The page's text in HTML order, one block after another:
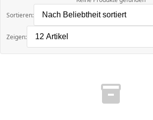
Sortieren:
Zeigen:
inventory_2